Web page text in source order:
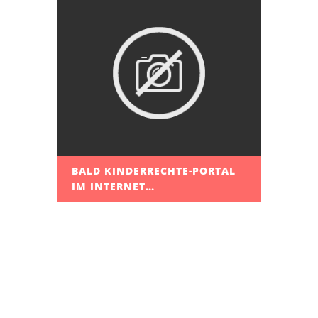
BALD KINDERRECHTE-PORTAL
IM INTERNET…